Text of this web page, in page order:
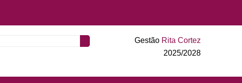
Gestão Rita Cortez
2025/2028